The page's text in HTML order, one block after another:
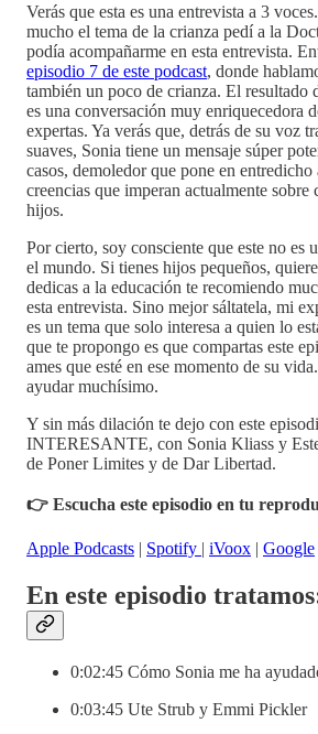
Verás que esta es una entrevista a 3
mucho el tema de la crianza pedí a la
podía acompañarme en esta entrevista.
episodio 7 de este podcast, donde
también un poco de crianza. El resultado
es una conversación muy enriquecedora
expertas. Ya verás que, detrás de su voz
suaves, Sonia tiene un mensaje súper
casos, demoledor que pone en entredicho
creencias que imperan actualmente sobre
hijos.
Por cierto, soy consciente que este no es
el mundo. Si tienes hijos pequeños,
dedicas a la educación te recomiendo
esta entrevista. Sino mejor sáltatela, mi
es un tema que solo interesa a quien lo
que te propongo es que compartas este
ames que esté en ese momento de su
ayudar muchísimo.
Y sin más dilación te dejo con este
INTERESANTE, con Sonia Kliass y
de Poner Limites y de Dar Libertad.
👉 Escucha este episodio en tu
Apple Podcasts | Spotify | iVoox | Google
En este episodio
0:02:45 Cómo Sonia me ha
0:03:45 Ute Strub y Emmi Pickler